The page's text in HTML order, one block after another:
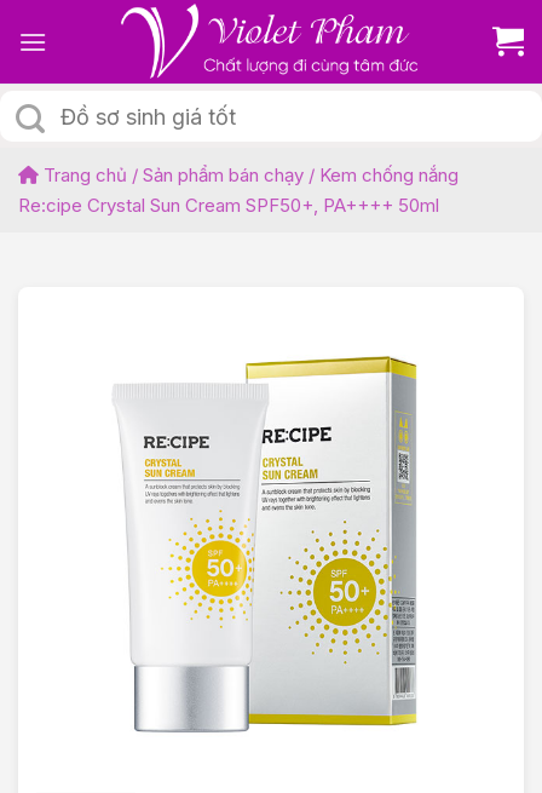
Tìm
kiếm:
Trang chủ / Sản phẩm bán chạy / Kem chống nắng
Re:cipe Crystal Sun Cream SPF50+, PA++++ 50ml